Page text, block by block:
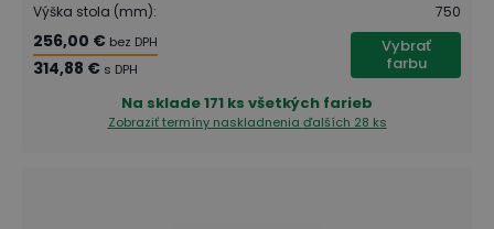
Výška stola (mm): 750
256,00 € bez DPH
314,88 € s DPH
Vybrať
farbu
Na sklade171 ks všetkých farieb
Zobraziť termíny naskladnenia ďalších 28 ks